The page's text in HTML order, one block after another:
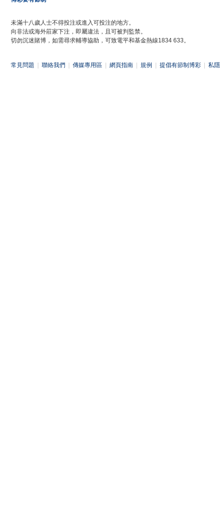
未滿十八歲人士不得投注或進入可投注的地方。
向非法或海外莊家下注，即屬違法，且可被判監禁。
切勿沉迷賭博，如需尋求輔導協助，可致電平和基金熱線1834 633。
常見問題 聯絡我們 傳媒專用區 網頁指南 規例 提倡有節制博彩 私